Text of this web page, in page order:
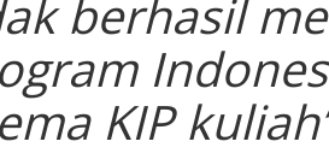
berhasil
KIP